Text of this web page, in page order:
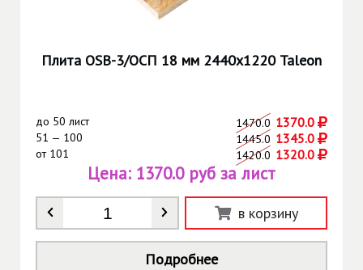
Плита OSB-3/ОСП 18 мм 2440х1220 Taleon
до 50 лист 1470.0 1370.0
51 — 100 1445.0 1345.0
от101 1420.0 1320.0
Количество *
Цена: 1370.0 руб за лист
в корзину
Подробнее